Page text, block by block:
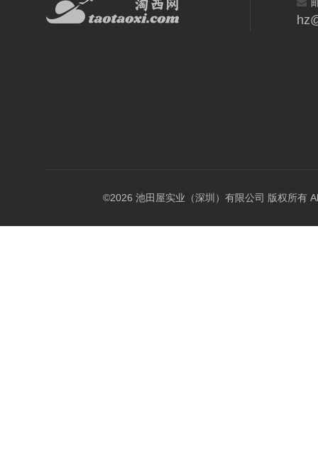
©2026 池田屋实业（深圳）有限公司 版权所有